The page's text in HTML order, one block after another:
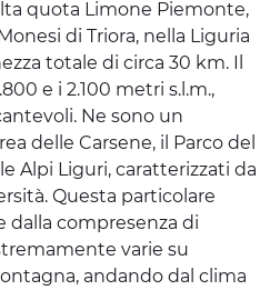
quota Limone Piemonte,
di Triora, nella Liguria
totale di circa 30 km. Il
e i 2.100 metri s.l.m.,
Ne sono un
delle Carsene, il Parco del
Alpi Liguri, caratterizzati da
Questa particolare
dalla compresenza di
varie su
andando dal clima